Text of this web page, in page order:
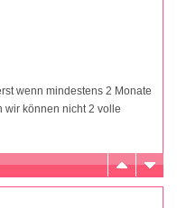
wenn mindestens 2 Monate
wir können nicht 2 volle